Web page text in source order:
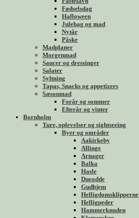
Fødselsdag
Halloween
Julebag og mad
Nytår
Påske
Madplaner
Morgenmad
Saucer og dressinger
Salater
Syltning
Tapas, Snacks og appetizers
Sæsonmad
Forår og sommer
Efterår og vinter
Bornholm
Ture, oplevelser og sightseeing
Byer og områder
Aakirkeby
Allinge
Arnager
Balka
Hasle
Dueodde
Gudhjem
Helligdomsklipperne
Helligpeder
Hammerknuden